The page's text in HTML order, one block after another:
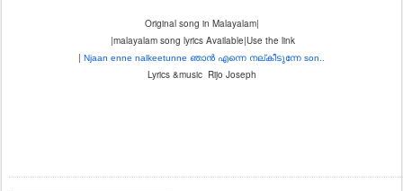
Original song in Malayalam|
|malayalam song lyrics Available|Use the link
| Njaan enne nalkeetunne ഞാൻ എന്നെ നല്കീടുന്നേ son..
Lyrics &music Rijo Joseph